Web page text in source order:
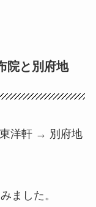
と別府地
洋軒 → 別府地
ました。